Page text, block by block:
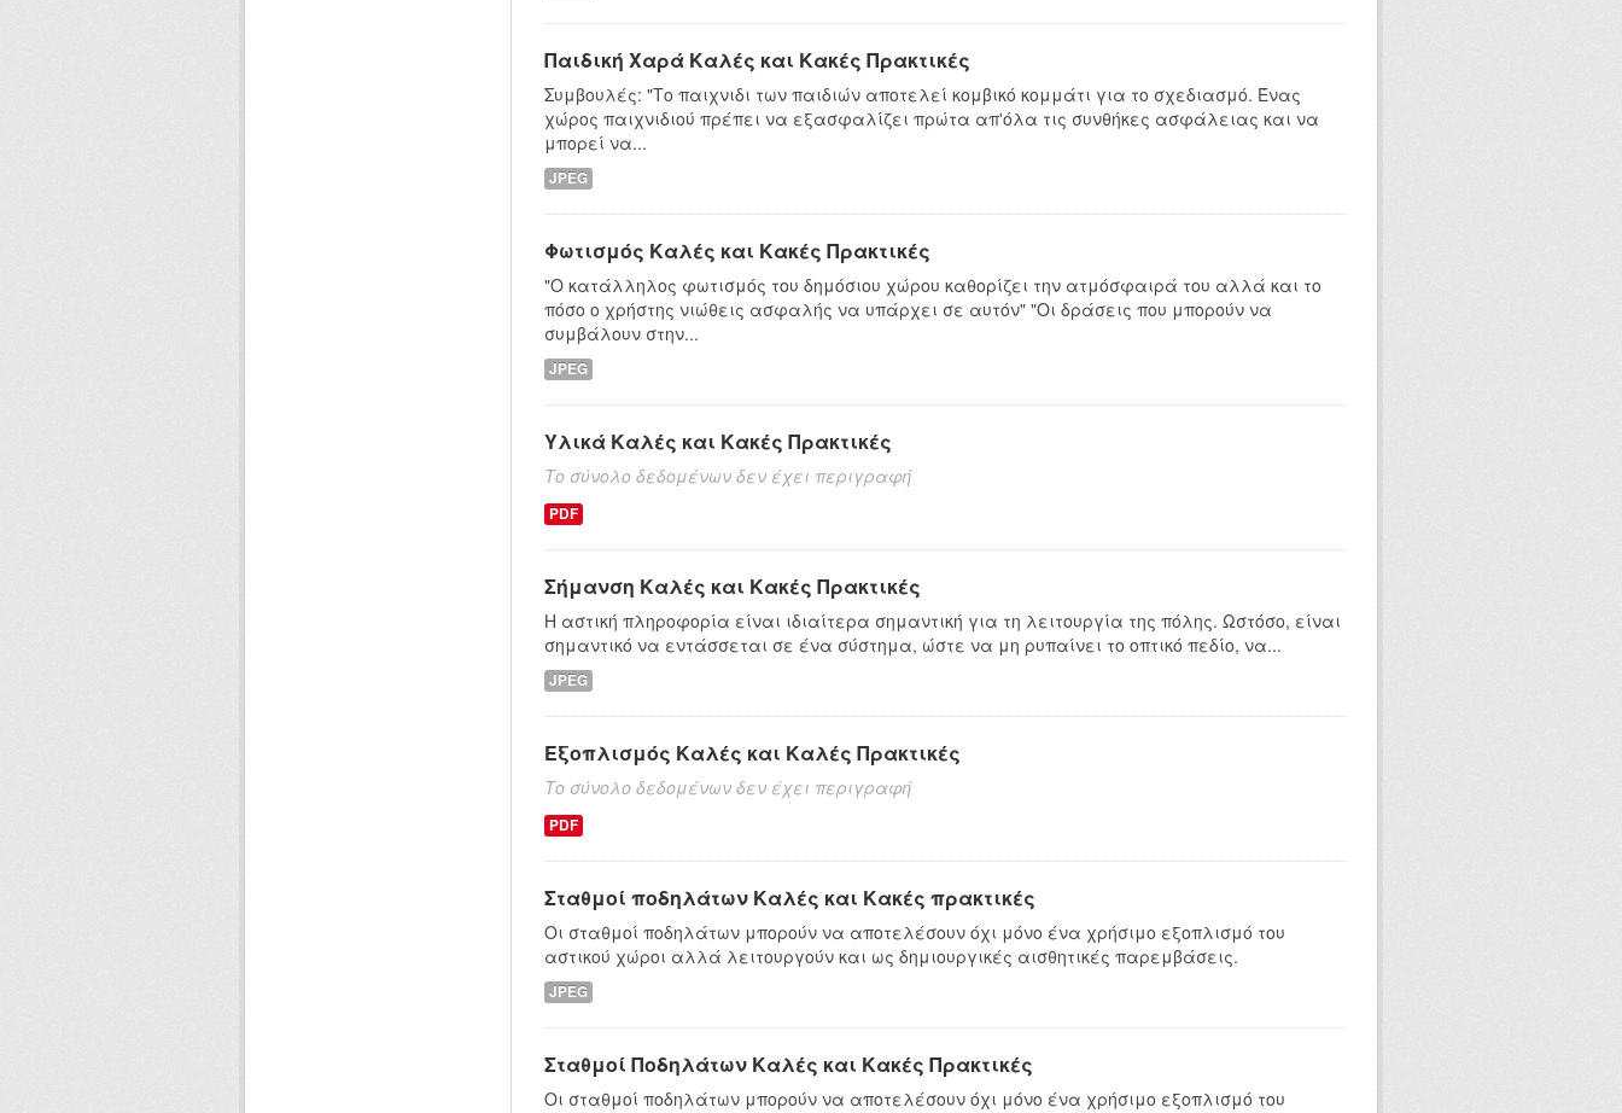
Παιδική Χαρά Καλές και Κακές Πρακτικές
Συμβουλές: "Το παιχνιδι των παιδιών αποτελεί κομβικό κομμάτι για το σχεδιασμό. Ένας
χώρος παιχνιδιού πρέπει να εξασφαλίζει πρώτα απ'όλα τις συνθήκες ασφάλειας και να
μπορεί να...
JPEG
Φωτισμός Καλές και Κακές Πρακτικές
"Ο κατάλληλος φωτισμός του δημόσιου χώρου καθορίζει την ατμόσφαιρά του αλλά και το
πόσο ο χρήστης νιώθεις ασφαλής να υπάρχει σε αυτόν" "Οι δράσεις που μπορούν να
συμβάλουν στην...
JPEG
Υλικά Καλές και Κακές Πρακτικές
Το σύνολο δεδομένων δεν έχει περιγραφή
PDF
Σήμανση Καλές και Κακές Πρακτικές
Η αστική πληροφορία είναι ιδιαίτερα σημαντική για τη λειτουργία της πόλης. Ωστόσο, είναι
σημαντικό να εντάσσεται σε ένα σύστημα, ώστε να μη ρυπαίνει το οπτικό πεδίο, να...
JPEG
Εξοπλισμός Καλές και Καλές Πρακτικές
Το σύνολο δεδομένων δεν έχει περιγραφή
PDF
Σταθμοί ποδηλάτων Καλές και Κακές πρακτικές
Οι σταθμοί ποδηλάτων μπορούν να αποτελέσουν όχι μόνο ένα χρήσιμο εξοπλισμό του
αστικού χώροι αλλά λειτουργούν και ως δημιουργικές αισθητικές παρεμβάσεις.
JPEG
Σταθμοί Ποδηλάτων Καλές και Κακές Πρακτικές
Οι σταθμοί ποδηλάτων μπορούν να αποτελέσουν όχι μόνο ένα χρήσιμο εξοπλισμό του